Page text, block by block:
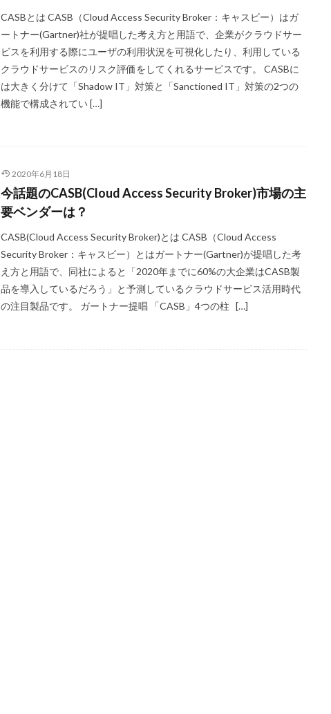
CASBとは CASB（Cloud Access Security Broker：キャスビー）はガ
ートナー(Gartner)社が提唱した考え方と用語で、企業がクラウドサー
ビスを利用する際にユーザの利用状況を可視化したり、利用している
クラウドサービスのリスク評価をしてくれるサービスです。 CASBに
は大きく分けて「Shadow IT」対策と「Sanctioned IT」対策の2つの
機能で構成されてい […]
2020年6月18日
今話題のCASB(Cloud Access Security Broker)市場の主
要ベンダーは？
CASB(Cloud Access Security Broker)とは CASB（Cloud Access
Security Broker：キャスビー）とはガートナー(Gartner)が提唱した考
え方と用語で、同社によると「2020年までに60%の大企業はCASB製
品を導入しているだろう」と予測しているクラウドサービス活用時代
の注目製品です。 ガートナー提唱 「CASB」4つの柱 […]